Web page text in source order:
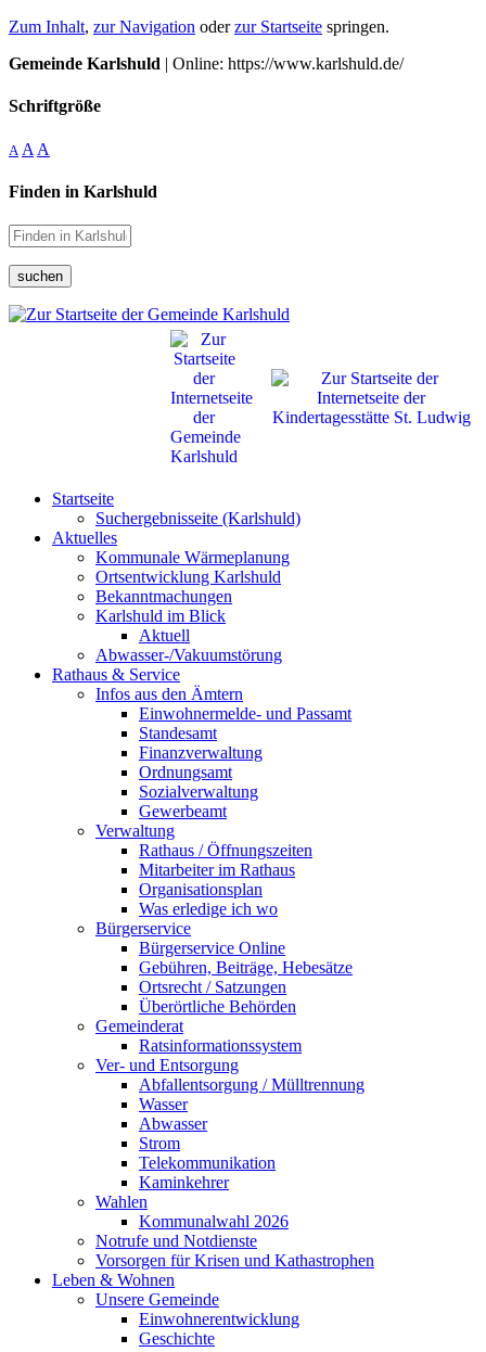
Zum Inhalt, zur Navigation oderzur Startseite springen.
Gemeinde Karlshuld | Online: https://www.karlshuld.de/
Schriftgröße
A A A
Finden in Karlshuld
suchen
Startseite
Suchergebnisseite (Karlshuld)
Aktuelles
Kommunale Wärmeplanung
Ortsentwicklung Karlshuld
Bekanntmachungen
Karlshuld im Blick
Aktuell
Abwasser-/Vakuumstörung
Rathaus & Service
Infos aus den Ämtern
Einwohnermelde- und Passamt
Standesamt
Finanzverwaltung
Ordnungsamt
Sozialverwaltung
Gewerbeamt
Verwaltung
Rathaus / Öffnungszeiten
Mitarbeiter im Rathaus
Organisationsplan
Was erledige ich wo
Bürgerservice
Bürgerservice Online
Gebühren, Beiträge, Hebesätze
Ortsrecht / Satzungen
Überörtliche Behörden
Gemeinderat
Ratsinformationssystem
Ver- und Entsorgung
Abfallentsorgung / Mülltrennung
Wasser
Abwasser
Strom
Telekommunikation
Kaminkehrer
Wahlen
Kommunalwahl 2026
Notrufe und Notdienste
Vorsorgen für Krisen und Kathastrophen
Leben & Wohnen
Unsere Gemeinde
Einwohnerentwicklung
Geschichte